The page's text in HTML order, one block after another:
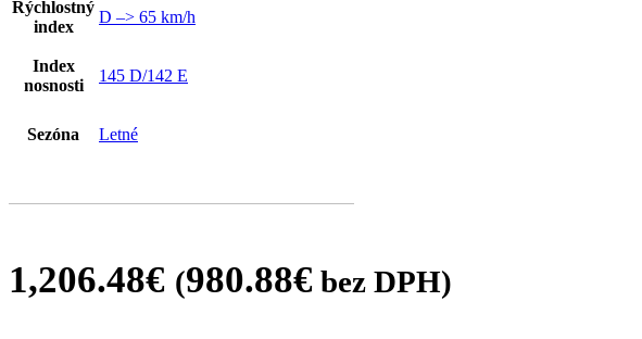
Rýchlostný
index
D –> 65 km/h
Index
nosnosti
145 D/142 E
Sezóna Letné
1,206.48€ (980.88€ bez DPH)